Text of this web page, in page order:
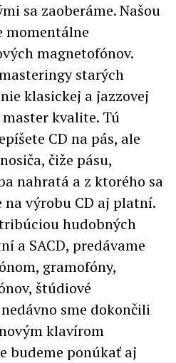
sa zaoberáme. Našou
momentálne
magnetofónov.
starých
klasickej a jazzovej
kvalite. Tú
CD na pás, ale
čiže pásu,
nahratá a z ktorého sa
výrobu CD aj platní.
hudobných
a SACD, predávame
gramofóny,
štúdiové
sme dokončili
klavírom
budeme ponúkať aj